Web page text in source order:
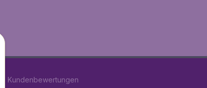
Kundenbewertungen